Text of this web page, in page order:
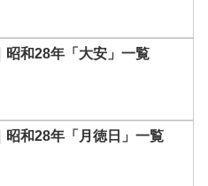
昭和28年「大安」一覧
昭和28年「月徳日」一覧